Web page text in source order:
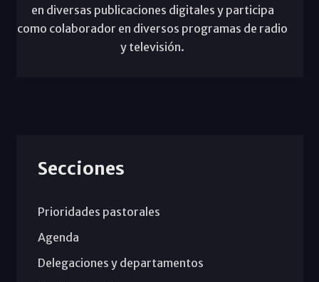
en diversas publicaciones digitales y participa
como colaborador en diversos programas de radio
y televisión.
Secciones
Prioridades pastorales
Agenda
Delegaciones y departamentos